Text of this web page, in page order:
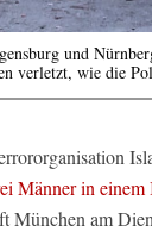
und
verletzt, wie die
Männer in
München am